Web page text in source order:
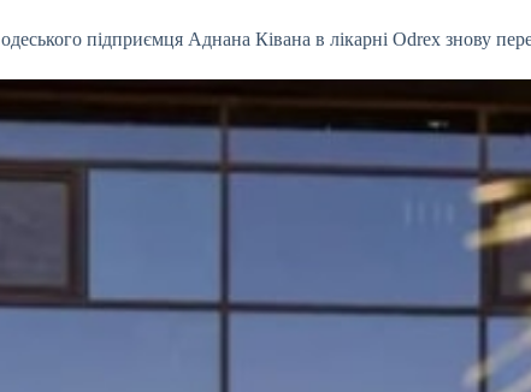
підприємця Аднана Ківана в лікарні Odrex знову